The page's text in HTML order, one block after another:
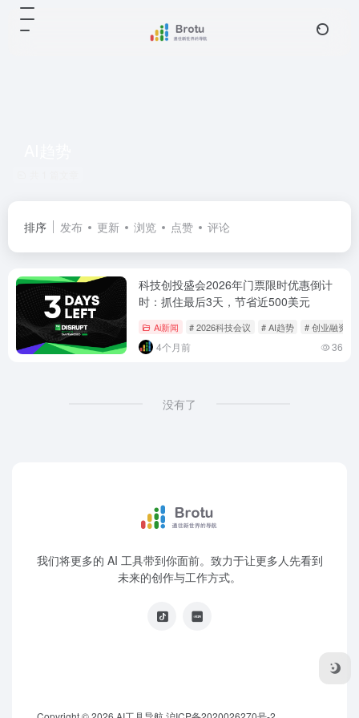
排序 发布 更新 浏览 点赞 评论
科技创投盛会2026年门票限时优惠倒计
时：抓住最后3天，节省近500美元
Ai新闻 # 2026科技会议 # AI趋势 # 创业融资
4个月前 36
没有了
我们将更多的 AI 工具带到你面前。致力于让更多人先看到
未来的创作与工作方式。